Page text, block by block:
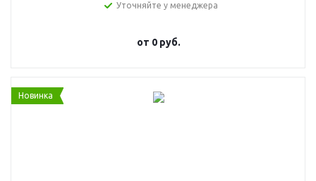
Уточняйте у менеджера
от 0 руб.
Новинка